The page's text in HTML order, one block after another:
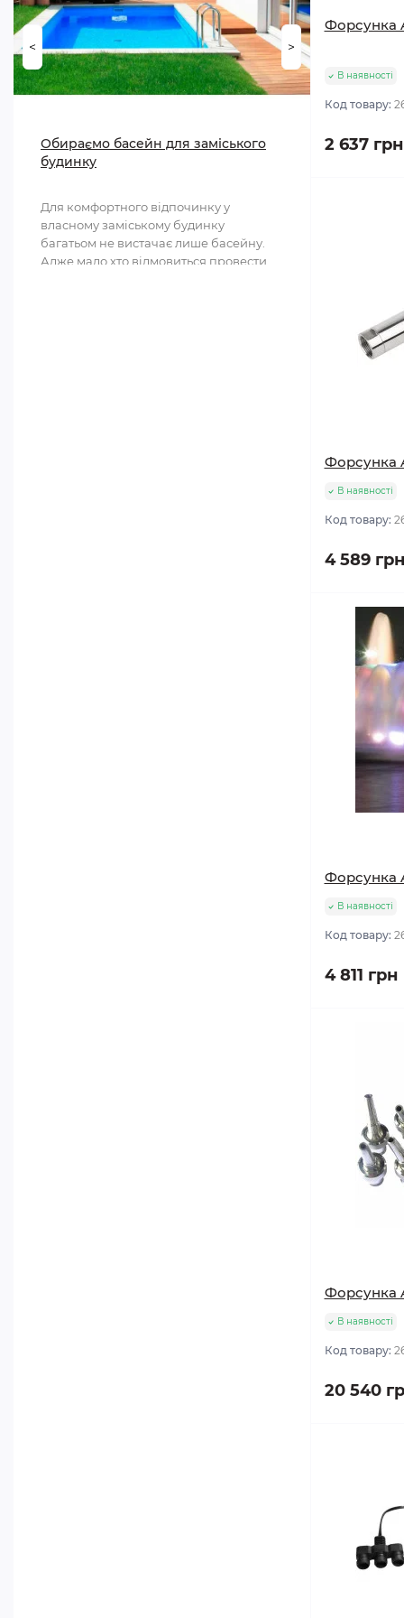
Запчастини для СПА-басейнів
Запчастини для сходів та поручнів
осушувачів повітря
Обираємо басейн для заміського
будинку
Для комфортного відпочинку у
власному заміському будинку
багатьом не вистачає лише басейну.
Адже мало хто відмовиться провести
< >
Форсунка
В наявності
Код товару:
2 637 грн
Форсунка
В наявності
Код товару:
4 589 грн
Форсунка
В наявності
Код товару:
4 811 грн
Форсунка
В наявності
Код товару:
20 540